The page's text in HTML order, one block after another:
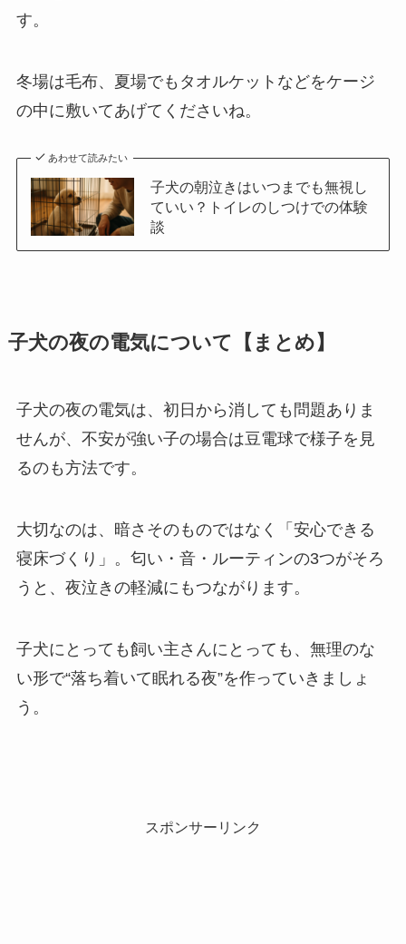
す。
冬場は毛布、夏場でもタオルケットなどをケージ
の中に敷いてあげてくださいね。
あわせて読みたい
子犬の朝泣きはいつまでも無視し
ていい？トイレのしつけでの体験
談
子犬の夜の電気について【まとめ】
子犬の夜の電気は、初日から消しても問題ありま
せんが、不安が強い子の場合は豆電球で様子を見
るのも方法です。
大切なのは、暗さそのものではなく「安心できる
寝床づくり」。匂い・音・ルーティンの3つがそろ
うと、夜泣きの軽減にもつながります。
子犬にとっても飼い主さんにとっても、無理のな
い形で“落ち着いて眠れる夜”を作っていきましょ
う。
スポンサーリンク